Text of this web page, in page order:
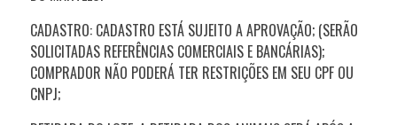
CADASTRO: CADASTRO ESTÁ SUJEITO A APROVAÇÃO; (SERÃO
SOLICITADAS REFERÊNCIAS COMERCIAIS E BANCÁRIAS);
COMPRADOR NÃO PODERÁ TER RESTRIÇÕES EM SEU CPF OU
CNPJ;